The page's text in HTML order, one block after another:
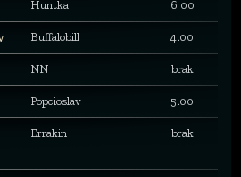
Huntka 6.00
Buffalobill 4.00
NN brak
Popcioslav 5.00
Errakin brak